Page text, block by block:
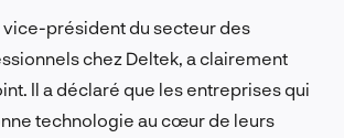
vice-président du secteur des
chez Deltek, a clairement
Il a déclaré que les entreprises qui
technologie au cœur de leurs